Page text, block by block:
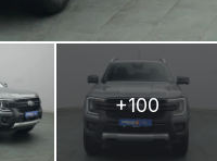
+100